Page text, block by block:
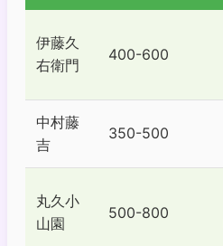
伊藤久
右衛門
400-600
中村藤
吉
350-500
丸久小
山園
500-800